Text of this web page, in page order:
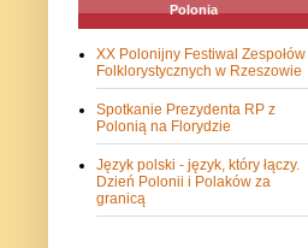
Polonia
XX Polonijny Festiwal Zespołów
Folklorystycznych w Rzeszowie
Spotkanie Prezydenta RP z
Polonią na Florydzie
Język polski - język, który łączy.
Dzień Polonii i Polaków za
granicą